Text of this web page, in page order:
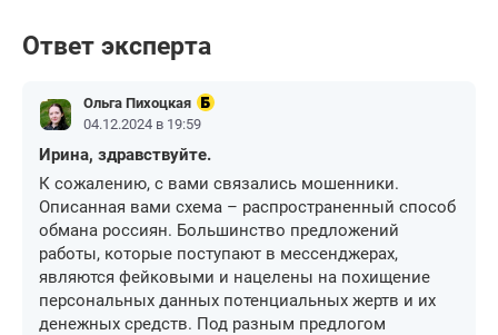
Ответ эксперта
Ольга Пихоцкая
04.12.2024 в 19:59
Ирина, здравствуйте.
К сожалению, с вами связались мошенники.
Описанная вами схема – распространенный способ
обмана россиян. Большинство предложений
работы, которые поступают в мессенджерах,
являются фейковыми и нацелены на похищение
персональных данных потенциальных жертв и их
денежных средств. Под разным предлогом